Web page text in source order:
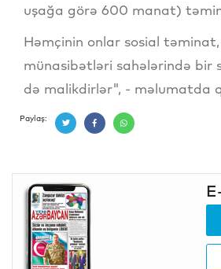
uşağa görə 600 manat)
Həmçinin onlar sosial
münasibətləri sahələrində bir
də malikdirlər", - məlumatda
Paylaş: